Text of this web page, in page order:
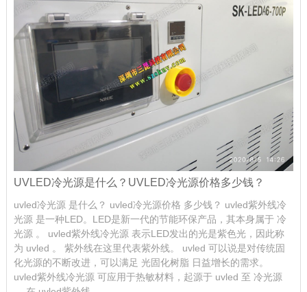
UVLED冷光源是什么？UVLED冷光源价格多少钱？
uvled冷光源 是什么？ uvled冷光源价格 多少钱？ uvled紫外线冷
光源 是一种LED。LED是新一代的节能环保产品，其本身属于 冷
光源 。 uvled紫外线冷光源 表示LED发出的光是紫色光，因此称
为 uvled 。 紫外线在这里代表紫外线。 uvled 可以说是对传统固
化光源的不断改进，可以满足 光固化树脂 日益增长的需求。
uvled紫外线冷光源 可应用于热敏材料，起源于 uvled 至 冷光源